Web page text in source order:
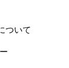
ついて